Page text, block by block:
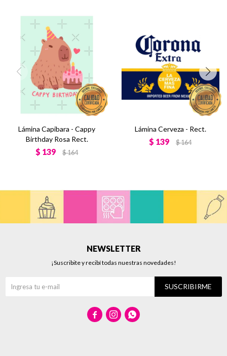
Lámina Capibara - Cappy
Birthday Rosa Rect.
$ 139 $164
Lámina Cerveza - Rect.
$ 139 $164
NEWSLETTER
¡Suscribite y recibí todas nuestras novedades!
SUSCRIBIRME
  